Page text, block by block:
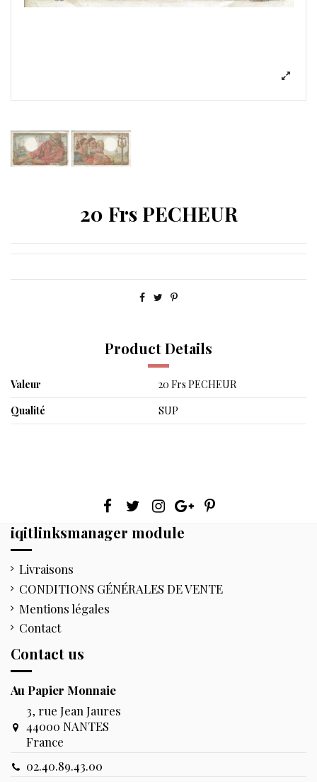
20 Frs PECHEUR
Product Details
Valeur
20 Frs PECHEUR
Qualité
SUP
iqitlinksmanager module
Livraisons
CONDITIONS GÉNÉRALES DE VENTE
Mentions légales
Contact
Contact us
Au Papier Monnaie
3, rue Jean Jaures
44000 NANTES
France
02.40.89.43.00